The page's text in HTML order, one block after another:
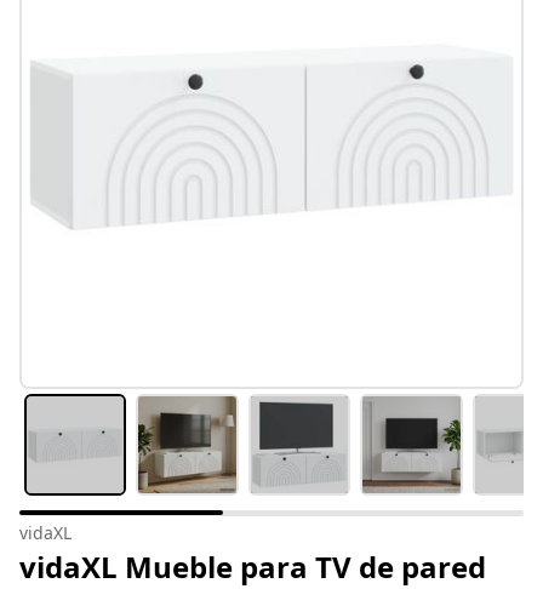
vidaXL
vidaXL Mueble para TV de pared